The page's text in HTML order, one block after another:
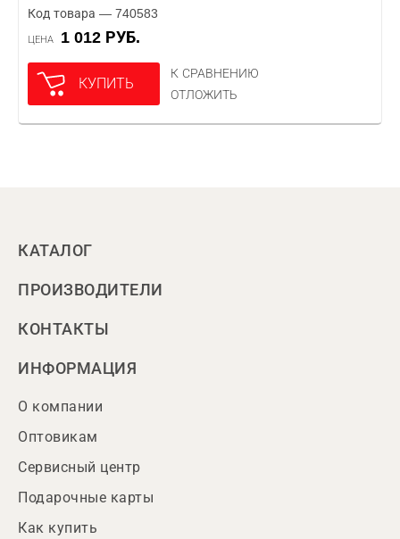
Код товара — 740583
ЦЕНА 1 012 РУБ.
КУПИТЬ
К СРАВНЕНИЮ
ОТЛОЖИТЬ
КАТАЛОГ
ПРОИЗВОДИТЕЛИ
КОНТАКТЫ
ИНФОРМАЦИЯ
О компании
Оптовикам
Сервисный центр
Подарочные карты
Как купить